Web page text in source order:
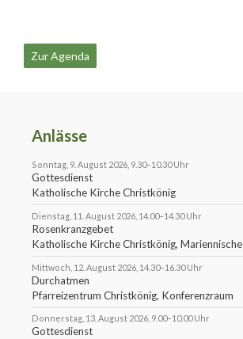
Zur Agenda
Anlässe
Sonntag, 9. August 2026, 9.30–10.30 Uhr
Gottesdienst
Katholische Kirche Christkönig
Dienstag, 11. August 2026, 14.00–14.30 Uhr
Rosenkranzgebet
Katholische Kirche Christkönig, Mariennische
Mittwoch, 12. August 2026, 14.30–16.30 Uhr
Durchatmen
Pfarreizentrum Christkönig, Konferenzraum
Donnerstag, 13. August 2026, 9.00–10.00 Uhr
Gottesdienst